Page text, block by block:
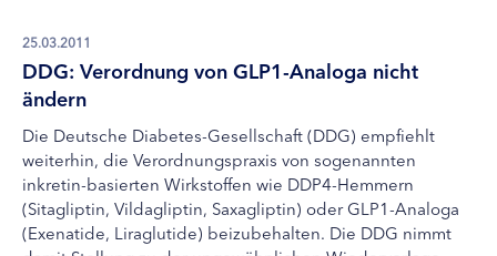
25.03.2011
DDG: Verordnung von GLP1-Analoga nicht
ändern
Die Deutsche Diabetes-Gesellschaft (DDG) empfiehlt
weiterhin, die Verordnungspraxis von sogenannten
inkretin-basierten Wirkstoffen wie DDP4-Hemmern
(Sitagliptin, Vildagliptin, Saxagliptin) oder GLP1-Analoga
(Exenatide, Liraglutide) beizubehalten. Die DDG nimmt